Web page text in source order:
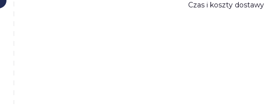
Czas i koszty dostawy